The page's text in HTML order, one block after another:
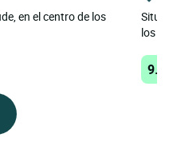
en el centro de los
los